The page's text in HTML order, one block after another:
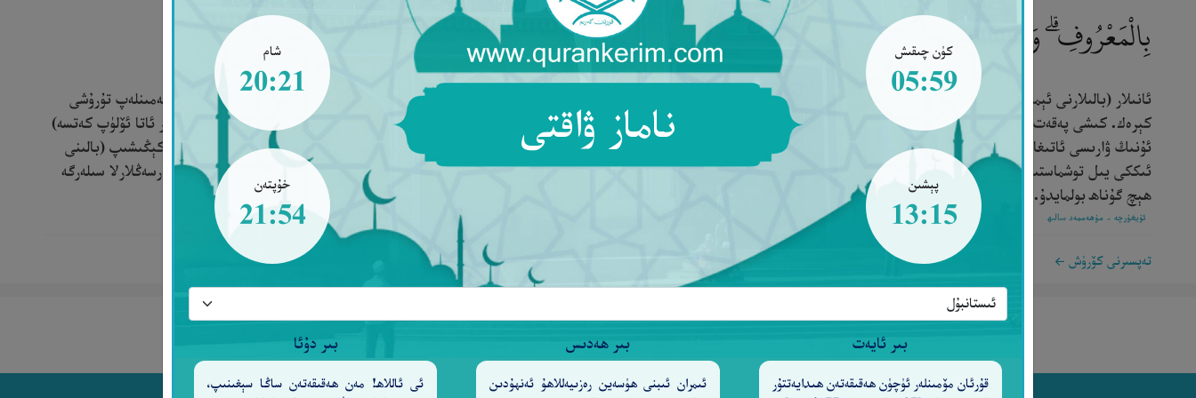
كۈن چىقىش
05:59
پېشىن
13:15
ناماز ۋاقتى
شام
20:21
خۇپتەن
21:54
بىر ئايەت
قۇرئان مۆمىنلەر ئۈچۈن ھەقىقەتەن ھىدايەتتۇر
بىر ھەدىس
ئىمران ئىبنى ھۈسەين رەزىيەللاھۇ ئەنھۇدىن
بىر دۇئا
ئى ئاللاھ! مەن ھەقىقەتەن ساڭا سېغىنىپ،
بِالْمَعْرُوفِ ۗ وَاتَّقُوا اللَّهَ وَاعْلَمُوا أَنَّ اللَّهَ بِمَا تَعْمَلُونَ بَصِيرٌ
ئانىلار (بالىلارنى ئېمىتىش مۇددىتىدە) تولۇق ئېمىتمەكچى بولسا، تولۇق ئىككى يىل ئېمىتىشى لازىم. ئاتىلار ئانىلارنى قائىدە بويىچە يېمەك ـ ئىچمەك ۋە كىيىم ـ كېچەك بىلەن تەمىنلەپ تۇرۇشى
كېرەك. كىشى پەقەت قولىدىن كېلىدىغان ئىشقىلا تەكلىپ قىلىنىدۇ. ئانىنى بالىسى سەۋەبلىك زىيان تارتقۇزماسلىق، ئاتىنى بالىسى سەۋەپلىك زىيان تارتقۇزماسلىق لازىم. (ئەگەر ئاتا ئۆلۈپ كەتسە)
ئۇنىڭ ۋارىسى ئاتىغا ئوخشاش مەسئۇلىيەتنى (يەنى ئانا بولغۇچىغا نەپىقە بېرىش ۋە ئۇنىڭ ھەقلىرىگە رىئايە قىلىش قاتارلىقلارنى) ئۆز ئۈستىگە ئېلىشى كېرەك. ئەگەر ئاتا ـ ئانا كېڭىشىپ (بالىنى
ئىككى يىل توشماستىنلا) ئايرىۋەتمەكچى بولسا، ئۇلارغا ھېچبىر گۇناھ بولمايدۇ. ئەگەر بالىلىرىڭلارنى ئىنىكئانىلارغا ئېمىتمەكچى بولساڭلار، قائىدە بويىچە ئۇلارنىڭ ھەققىنى بەرسەڭلارلا سىلەرگە
ھېچ گۇناھ بولمايدۇ. ئاللاھتىن (يەنى ئاللاھنىڭ ئەمرىگە مۇخالىپەتچىلىك قىلىشتىن) قورقۇڭلار، بىلىڭلاركى، ئاللاھ سىلەرنىڭ قىلغان ئەمەلىڭلارنى كۆرۈپ تۇرغۇچىدۇر[233].
ئۇيغۇرچە - مۇھەممەد سالىھ
تەپسىرنى كۆرۈش
© Copyright 2026 Qurankerim.com | admin@qurankerim.com